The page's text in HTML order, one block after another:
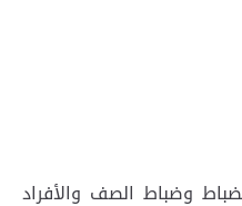
وضباط الصف والأفراد